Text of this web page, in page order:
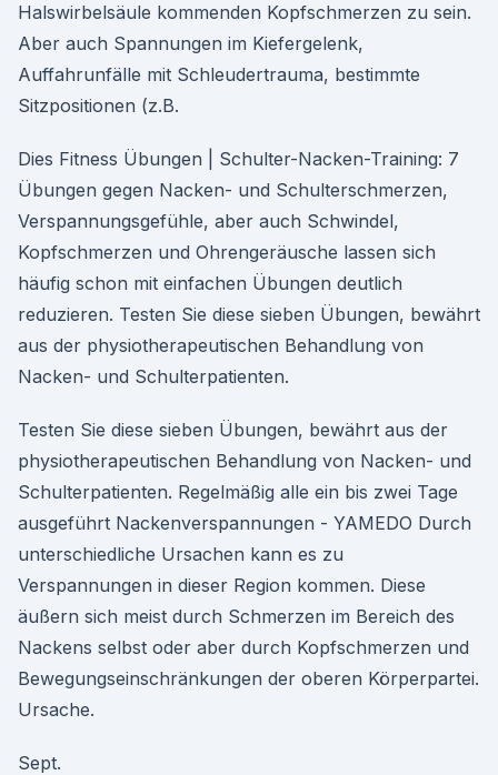
Halswirbelsäule kommenden Kopfschmerzen zu sein.
Aber auch Spannungen im Kiefergelenk,
Auffahrunfälle mit Schleudertrauma, bestimmte
Sitzpositionen (z.B.
Dies Fitness Übungen | Schulter-Nacken-Training: 7
Übungen gegen Nacken- und Schulterschmerzen,
Verspannungsgefühle, aber auch Schwindel,
Kopfschmerzen und Ohrengeräusche lassen sich
häufig schon mit einfachen Übungen deutlich
reduzieren. Testen Sie diese sieben Übungen, bewährt
aus der physiotherapeutischen Behandlung von
Nacken- und Schulterpatienten.
Testen Sie diese sieben Übungen, bewährt aus der
physiotherapeutischen Behandlung von Nacken- und
Schulterpatienten. Regelmäßig alle ein bis zwei Tage
ausgeführt Nackenverspannungen - YAMEDO Durch
unterschiedliche Ursachen kann es zu
Verspannungen in dieser Region kommen. Diese
äußern sich meist durch Schmerzen im Bereich des
Nackens selbst oder aber durch Kopfschmerzen und
Bewegungseinschränkungen der oberen Körperpartei.
Ursache.
Sept.